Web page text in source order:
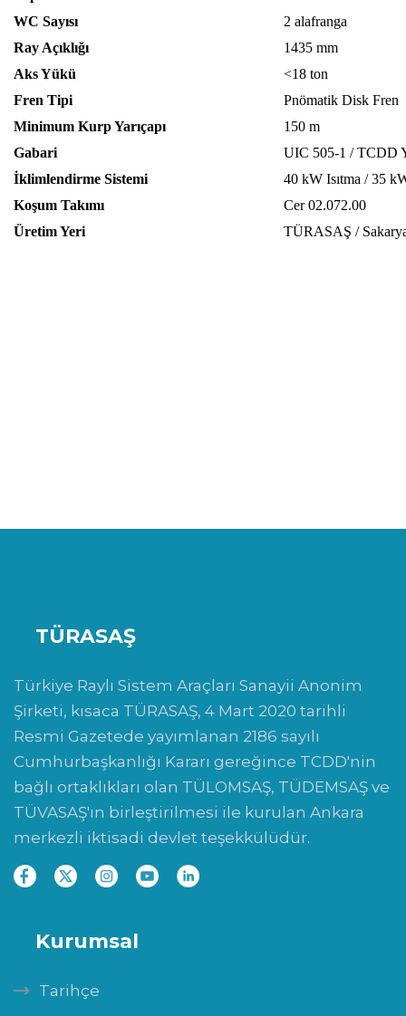
WC Sayısı
2 alafranga
Ray Açıklığı
1435 mm
Aks Yükü
<18 ton
Fren Tipi
Pnömatik Disk Fren
Minimum Kurp Yarıçapı
150 m
Gabari
UIC 505-1 / TCDD
İklimlendirme Sistemi
40 kW Isıtma / 35
Koşum Takımı
Cer 02.072.00
Üretim Yeri
TÜRASAŞ /
TÜRASAŞ
Türkiye Raylı Sistem Araçları Sanayii Anonim
Şirketi, kısaca TÜRASAŞ, 4 Mart 2020 tarihli
Resmi Gazetede yayımlanan 2186 sayılı
Cumhurbaşkanlığı Kararı gereğince TCDD'nin
bağlı ortaklıkları olan TÜLOMSAŞ, TÜDEMSAŞ ve
TÜVASAŞ'ın birleştirilmesi ile kurulan Ankara
merkezli iktisadi devlet teşekkülüdür.
Kurumsal
Tarihçe